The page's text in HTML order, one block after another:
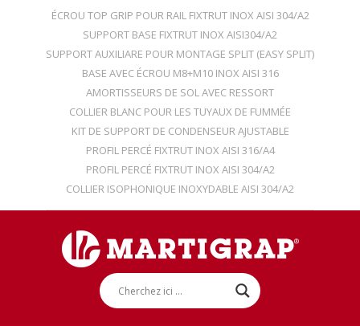
ÉCROU TOP GRIP POUR RAIL FIXTRUT INOX AISI 304/A2
SUPPORT BASE FIXTRUT INOX AISI304/A2
SUPPORT AUXILIARE POUR MONTAGE SPLIT (EASY SPLIT)
BASE AVEC ÉCROU M8+M10 INOX AISI 316
AMORTISSEURS DE SOL AVEC RESSORT
COLLIER BLANC POUR LES TUYAUX DE FUMMÉE
KIT DE SUPPORT DE CONDENSEUR AJUSTABLE
PROFIL PERCÉ FIXTRUT INOX AISI 316/A4
PROFIL PERCÉ FIXTRUT INOX AISI 304/A2
COLLIER ISOPHONIQUE INOXYDABLE AISI 304/A2